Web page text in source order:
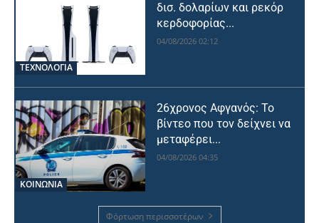
ΤΕΧΝΟΛΟΓΙΑ
δισ. δολαρίων και ρεκόρ
κερδοφορίας...
04/08/2026 02:12
ΚΟΙΝΩΝΙΑ
26χρονος Αφγανός: Το
βίντεο που τον δείχνει να
μεταφέρει...
04/08/2026 04:35
Φόρτωση περισσοτέρων